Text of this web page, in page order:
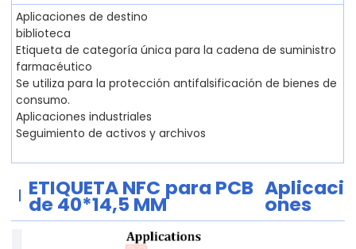
Aplicaciones de destino
biblioteca
Etiqueta de categoría única para la cadena de suministro
farmacéutico
Se utiliza para la protección antifalsificación de bienes de
consumo.
Aplicaciones industriales
Seguimiento de activos y archivos
ETIQUETA NFC para PCB
de 40*14,5 MM
Aplicaci
ones